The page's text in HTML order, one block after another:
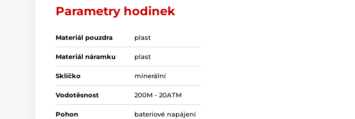
Parametry hodinek
Materiál pouzdra plast
Materiál náramku plast
Sklíčko minerální
Vodotěsnost 200M - 20ATM
Pohon bateriové napájení